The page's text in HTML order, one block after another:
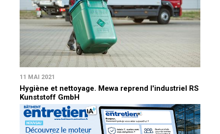
11 MAI 2021
Hygiène et nettoyage. Mewa reprend l'industriel RS
Kunststoff GmbH